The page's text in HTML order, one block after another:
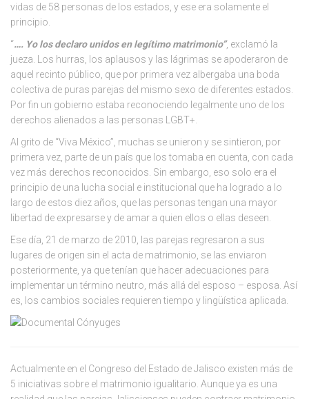
vidas de 58 personas de los estados, y ese era solamente el
principio.
“…. Yo los declaro unidos en legítimo matrimonio”, exclamó la
jueza. Los hurras, los aplausos y las lágrimas se apoderaron de
aquel recinto público, que por primera vez albergaba una boda
colectiva de puras parejas del mismo sexo de diferentes estados.
Por fin un gobierno estaba reconociendo legalmente uno de los
derechos alienados a las personas LGBT+.
Al grito de “Viva México”, muchas se unieron y se sintieron, por
primera vez, parte de un país que los tomaba en cuenta, con cada
vez más derechos reconocidos. Sin embargo, eso solo era el
principio de una lucha social e institucional que ha logrado a lo
largo de estos diez años, que las personas tengan una mayor
libertad de expresarse y de amar a quien ellos o ellas deseen.
Ese día, 21 de marzo de 2010, las parejas regresaron a sus
lugares de origen sin el acta de matrimonio, se las enviaron
posteriormente, ya que tenían que hacer adecuaciones para
implementar un término neutro, más allá del esposo – esposa. Así
es, los cambios sociales requieren tiempo y lingüística aplicada.
Actualmente en el Congreso del Estado de Jalisco existen más de
5 iniciativas sobre el matrimonio igualitario. Aunque ya es una